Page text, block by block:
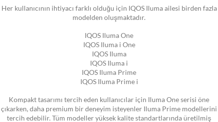
Her kullanıcının ihtiyacı farklı olduğu için IQOS Iluma ailesi birden fazla
modelden oluşmaktadır.
IQOS Iluma One
IQOS Iluma i One
IQOS Iluma
IQOS Iluma i
IQOS Iluma Prime
IQOS Iluma Prime i
Kompakt tasarımı tercih eden kullanıcılar için Iluma One serisi öne
çıkarken, daha premium bir deneyim isteyenler Iluma Prime modellerini
tercih edebilir. Tüm modeller yüksek kalite standartlarında üretilmiş